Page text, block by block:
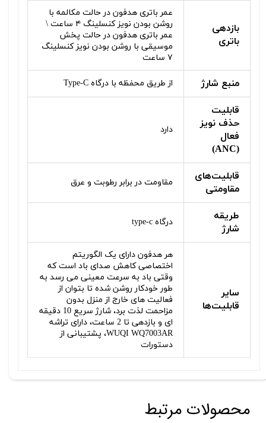
بازدهی
باتری
عمر باتری هدفون در حالت مکالمه با
روشن بودن نویز کنسلینگ ۴ ساعت \
عمر باتری هدفون در حالت پخش
موسیقی با روشن بودن نویز کنسلینگ
۷ ساعت
منبع شارژ از طریق محفظه با درگاه Type-C
قابلیت
حذف نویز
فعال
(ANC)
دارد
قابلیت‌های
مقاومتی
مقاومت در برابر رطوبت و عرق
طریقه
شارژ
درگاه type-c
سایر
قابلیت‌ها
هر هدفون دارای یک الگوریتم
اختصاصی کاهش صدای باد است که
وقتی باد به سرعت معینی می رسد به
طور خودکار روشن شده تا بتوان از
فعالیت های خارج از منزل بدون
مزاحمت لذت برد، شارژ سریع 10 دقیقه
ای و بازدهی تا 2 ساعت، دارای تراشه
WUQI WQ7003AR، پشتیبانی از
دستورات
محصولات مرتبط